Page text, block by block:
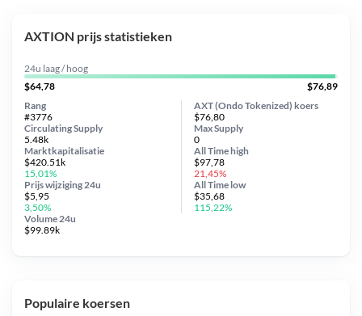
AXTION prijs statistieken
24u laag / hoog
$64,78
$76,89
AXT (Ondo Tokenized) koers
$76,80
Circulating Supply
5.48k
Prijs wijziging 24u
$5,95
3,50%
Max Supply
0
Marktkapitalisatie
$420.51k
15,01%
Volume 24u
$99.89k
Rang
#3776
All Timehigh
$97,78
21,45%
All Time low
$35,68
115,22%
Populaire koersen